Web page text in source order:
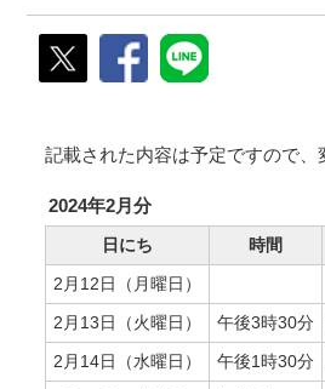
記載された内容は予定ですので、
2024年2月分
日にち 時間
2月12日（月曜日）
2月13日（火曜日）
午後3時30分
2月14日（水曜日）
午後1時30分